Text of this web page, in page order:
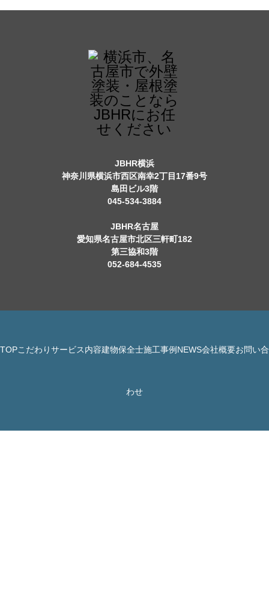
JBHR横浜
神奈川県横浜市西区南幸2丁目17番9号
島田ビル3階
045-534-3884
JBHR名古屋
愛知県名古屋市北区三軒町182
第三協和3階
052-684-4535
TOPこだわりサービス内容建物保全士施工事例 NEWS会社概要お問い合
わせ